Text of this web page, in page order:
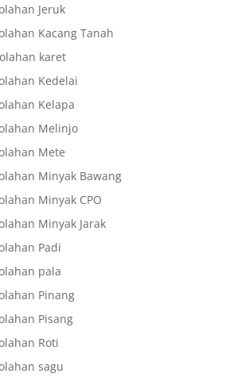
Jeruk
Kacang Tanah
karet
Kedelai
Kelapa
Melinjo
Mete
Minyak Bawang
Minyak CPO
Minyak Jarak
Padi
pala
Pinang
Pisang
Roti
sagu